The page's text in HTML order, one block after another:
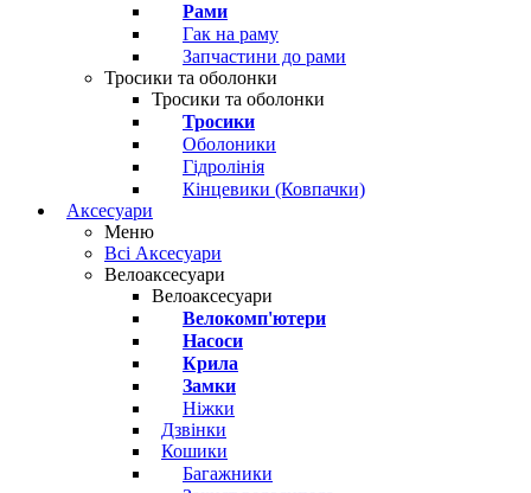
Рами
Гак на раму
Запчастини до рами
Тросики та оболонки
Тросики та оболонки
Тросики
Оболоники
Гідролінія
Кінцевики (Ковпачки)
Аксесуари
Меню
Всі Аксесуари
Велоаксесуари
Велоаксесуари
Велокомп'ютери
Насоси
Крила
Замки
Ніжки
Дзвінки
Кошики
Багажники